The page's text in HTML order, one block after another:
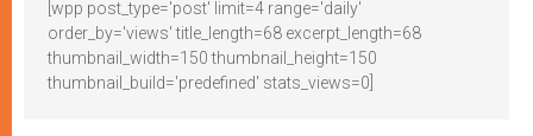
[wpp post_type='post' limit=4 range='daily'
order_by='views' title_length=68 excerpt_length=68
thumbnail_width=150 thumbnail_height=150
thumbnail_build='predefined' stats_views=0]